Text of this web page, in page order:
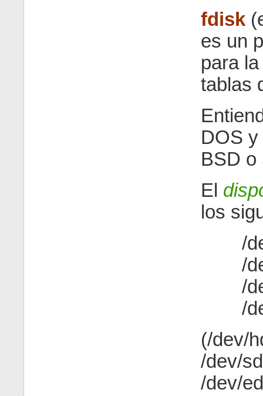
fdisk
es un
para
tablas
DOS
BSD o
El
los
/
/
/
/
(/dev/
/dev/
/dev/